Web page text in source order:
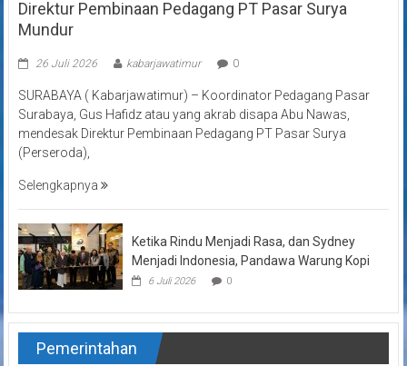
Direktur Pembinaan Pedagang PT Pasar Surya
Mundur
26 Juli 2026 kabarjawatimur 0
SURABAYA ( Kabarjawatimur) – Koordinator Pedagang Pasar
Surabaya, Gus Hafidz atau yang akrab disapa Abu Nawas,
mendesak Direktur Pembinaan Pedagang PT Pasar Surya
(Perseroda),
Selengkapnya
Ketika Rindu Menjadi Rasa, dan Sydney
Menjadi Indonesia, Pandawa Warung Kopi
6 Juli 2026 0
Pemerintahan